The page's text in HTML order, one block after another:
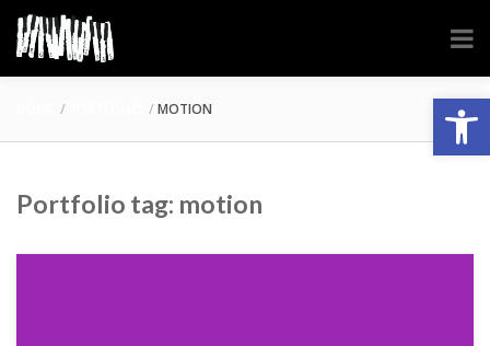
Abrir barra de herramientas
MOTION
Portfolio tag: motion